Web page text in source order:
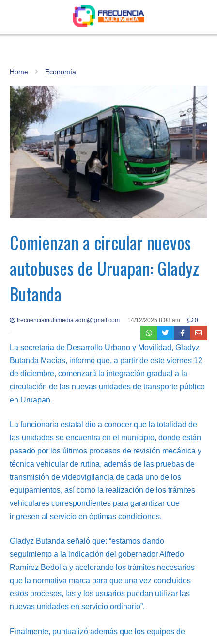
Home Economía
Comienzan a circular nuevos
autobuses de Uruapan: Gladyz
Butanda
frecuenciamultimedia.adm@gmail.com 14/12/2025 8:03 am 0
La secretaria de Desarrollo Urbano y Movilidad, Gladyz
Butanda Macías, informó que, a partir de este viernes 12
de diciembre, comenzará la integración gradual a la
circulación de las nuevas unidades de transporte público
en Uruapan.
La funcionaria estatal dio a conocer que la totalidad de
las unidades se encuentra en el municipio, donde están
pasado por los últimos procesos de revisión mecánica y
técnica vehicular de rutina, además de las pruebas de
transmisión de videovigilancia de cada uno de los
equipamientos, así como la realización de los trámites
vehiculares correspondientes para garantizar que
ingresen al servicio en óptimas condiciones.
Gladyz Butanda señaló que: “estamos dando
seguimiento a la indicación del gobernador Alfredo
Ramírez Bedolla y acelerando los trámites necesarios
que la normativa marca para que una vez concluidos
estos procesos, las y los usuarios puedan utilizar las
nuevas unidades en servicio ordinario”.
Finalmente, puntualizó además que los equipos de